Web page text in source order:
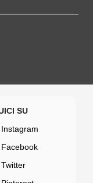
Instagram
Facebook
Twitter